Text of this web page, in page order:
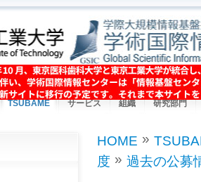
TSUBAME サービス 組織 研究部門
You are here
HOME »
度 » 過去の公募